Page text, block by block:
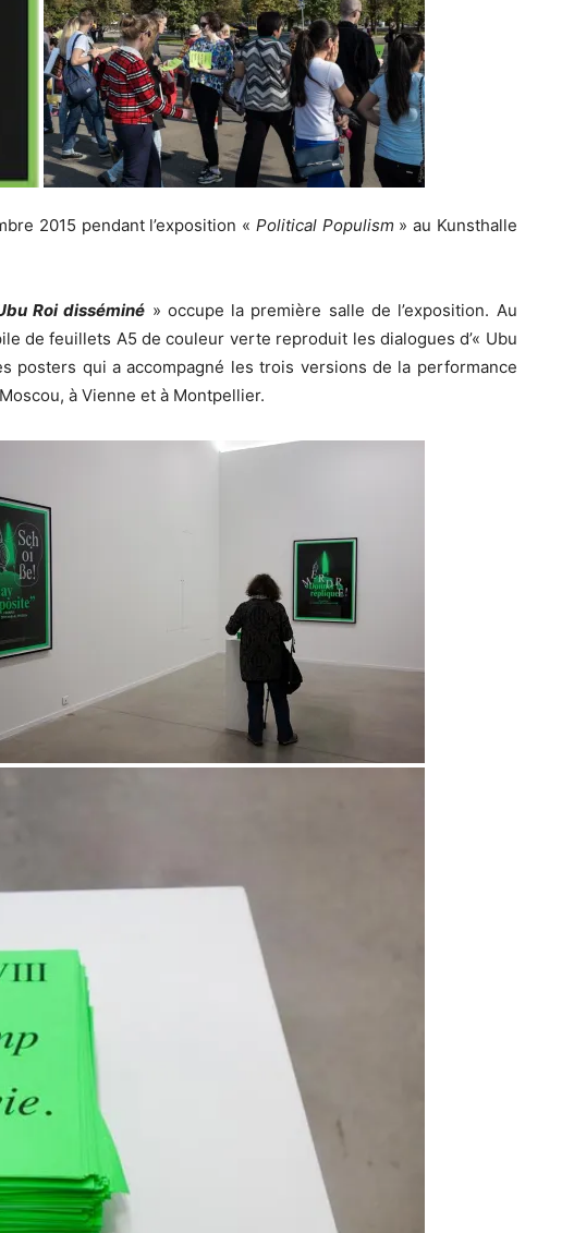
2015 pendant l’exposition « Political Populism» au Kunsthalle
Roi disséminé » occupe la première salle de l’exposition. Au
de feuillets A5 de couleur verte reproduit les dialogues d’« Ubu
posters qui a accompagné les trois versions de la performance
à Vienne et à Montpellier.